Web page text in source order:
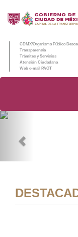
CDMX/Organismo Público
Transparencia
Trámites y Servicios
Atención Ciudadana
Web e-mail PAOT